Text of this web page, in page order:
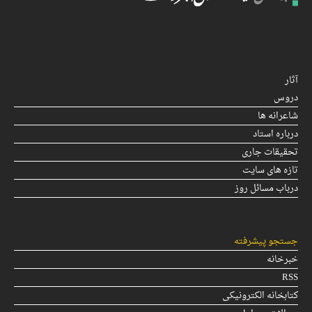
آثار
دروس
شاعرانه ها
درباره استاد
تحقیقات جاری
تازه های سایت
درباب مسائل روز
جستجو پیشرفته
خبرخانه
RSS
کتابخانه الکترونیکی